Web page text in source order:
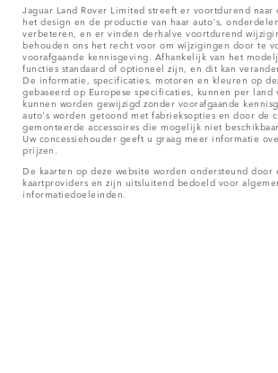
Jaguar Land Rover Limited streeft er voortdurend naar
het design en de productie van haar auto's,
verbeteren, en er vinden derhalve voortdurend
behouden ons het recht voor om wijzigingen door te
voorafgaande kennisgeving. Afhankelijk van het
functies standaard of optioneel zijn, en dit kan
De informatie, specificaties, motoren en kleuren op
gebaseerd op Europese specificaties, kunnen per land
kunnen worden gewijzigd zonder voorafgaande
auto's worden getoond met fabrieksopties en door de
gemonteerde accessoires die mogelijk niet
Uw concessiehouder geeft u graag meer informatie
prijzen.
De kaarten op deze website worden ondersteund door
kaartproviders en zijn uitsluitend bedoeld voor
informatiedoeleinden.